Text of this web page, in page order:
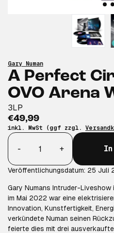
Gary Numan
A Perfect
OVO Arena
3LP
€49,99
inkl. MwSt (ggf zzgl.
Anzahl
-
+ In
Veröffentlichungsdatum: 25 Juli
Gary Numans Intruder-Liveshow
im Mai 2022 war eine
Innovation, Kunstfertigkeit,
verkündete Numan seinen
feierte dies mit drei